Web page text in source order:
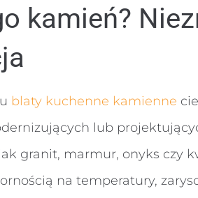
kamień?
blaty kuchenne kamienne
lub
granit, marmur, onyks czy
na temperatury,